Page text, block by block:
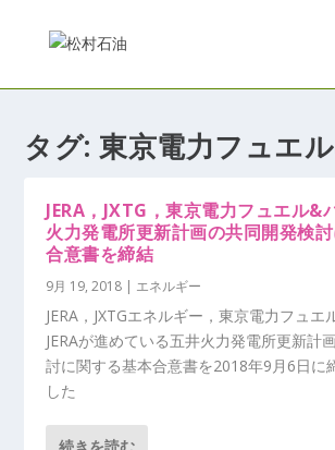
タグ:東京電力フュエ
JERA，JXTG，東京電力フュエル&
火力発電所更新計画の共同開発検
合意書を締結
9月 19, 2018 | エネルギー
JERA，JXTGエネルギー，東京電力フュエ
JERAが進めている五井火力発電所更新計
討に関する基本合意書を2018年9月6日に
した